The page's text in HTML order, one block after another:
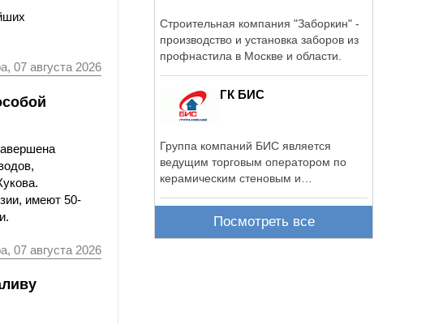
07 августа 2026
имеют 50-
07 августа 2026
Строительная компания "Заборкин" -
производство и установка заборов из
профнастила в Москве и области.
ГК БИС
Группа компаний БИС является
ведущим торговым оператором по
керамическим стеновым и
Посмотреть все